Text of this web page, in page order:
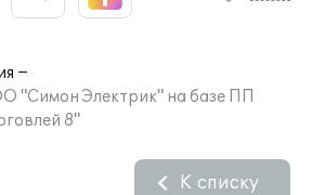
"Симон Электрик" на базе ПП
8"
К списку